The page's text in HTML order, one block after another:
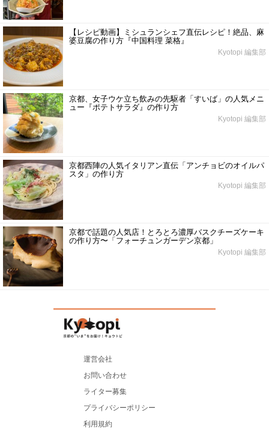
【レシピ動画】ミシュランシェフ直伝レシピ！絶品、麻
婆豆腐の作り方『中国料理 菜格』
Kyotopi 編集部
京都、女子ウケ立ち飲みの先駆者「すいば」の人気メニ
ュー『ポテトサラダ』の作り方
Kyotopi 編集部
京都西陣の人気イタリアン直伝「アンチョビのオイルパ
スタ」の作り方
Kyotopi 編集部
京都で話題の人気店！とろとろ濃厚バスクチーズケーキ
の作り方〜「フォーチュンガーデン京都」
Kyotopi 編集部
運営会社
お問い合わせ
ライター募集
プライバシーポリシー
利用規約